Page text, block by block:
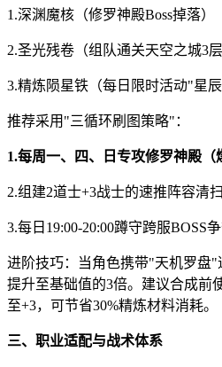
1.深渊魔核（修罗神殿Boss掉落）
2.圣光残卷（组队通关天空之城3层
3.精炼陨星铁（每日限时活动"星辰
推荐采用"三循环刷图策略"：
1.每周一、四、日专攻修罗神殿（
2.组建2道士+3战士的速推阵容清
3.每日19:00-20:00蹲守跨服BOSS
进阶技巧：当角色携带"天机罗盘
提升至基础值的3倍。建议合成前
至+3，可节省30%精炼材料消耗。
三、职业适配与战术体系